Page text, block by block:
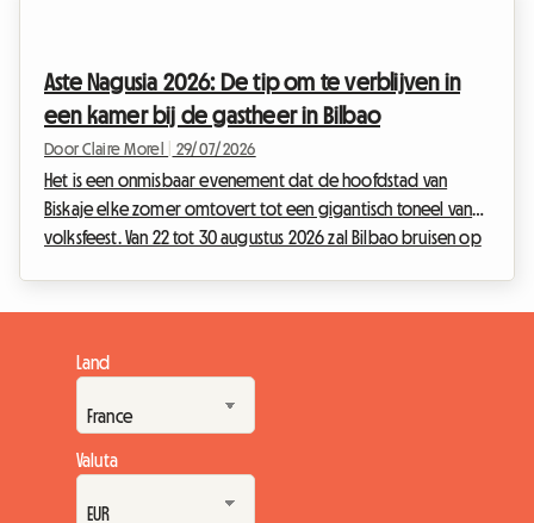
reisvoorbereiding snel veranderen in een ware
hindernisbaan, ze...
Aste Nagusia 2026: De tip om te verblijven in
een kamer bij de gastheer in Bilbao
Door Claire Morel 29/07/2026
Het is een onmisbaar evenement dat de hoofdstad van
Biskaje elke zomer omtovert tot een gigantisch toneel van
volksfeest. Van 22 tot 30 augustus 2026 zal Bilbao bruisen op
een grote uitdaging: betaalbare accommodatie vinden. Met
hotels die maanden van tevoren volgeboekt zijn en prijzen
die de pan uit rijzen, bieden wij bij Roomla...
Land
Valuta